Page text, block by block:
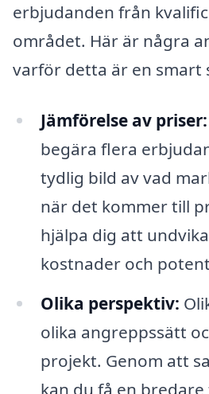
erbjudanden från
området. Här är några
varför detta är en smart
Jämförelse av priser:
begära flera
tydlig bild av vad
när det kommer till
hjälpa dig att
kostnader och
Olika perspektiv:
olika angreppssätt
projekt. Genom att
kan du få en